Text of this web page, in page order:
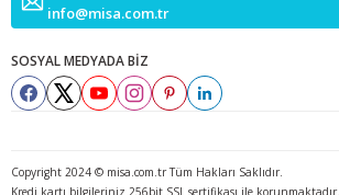
info@misa.com.tr
SOSYAL MEDYADA BİZ
Copyright 2024 © misa.com.tr Tüm Hakları Saklıdır.